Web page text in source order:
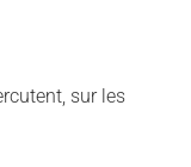
sur les